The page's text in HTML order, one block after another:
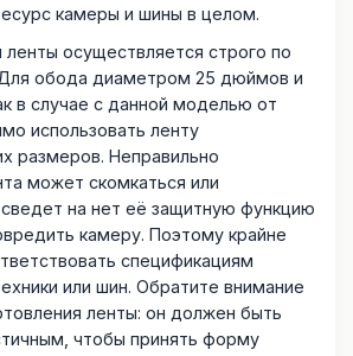
камеры и шины в целом.
осуществляется строго по
обода диаметром 25 дюймов и
в случае с данной моделью от
использовать ленту
размеров. Неправильно
может скомкаться или
на нет её защитную функцию
камеру. Поэтому крайне
спецификациям
или шин. Обратите внимание
ленты: он должен быть
чтобы принять форму